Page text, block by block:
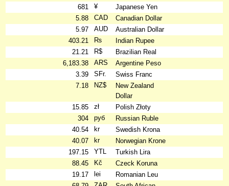
681
¥
Japanese Yen
5.88
CAD
Canadian Dollar
5.97
AUD
Australian Dollar
403.21
₨
Indian Rupee
21.21
R$
Brazilian Real
6,183.38
ARS
Argentine Peso
3.39
SFr.
Swiss Franc
7.18
NZ$
New Zealand
Dollar
15.85
zł
Polish Złoty
304
руб
Russian Ruble
40.54
kr
Swedish Krona
40.07
kr
Norwegian Krone
197.15
YTL
Turkish Lira
88.45
Kč
Czeck Koruna
19.17
lei
Romanian Leu